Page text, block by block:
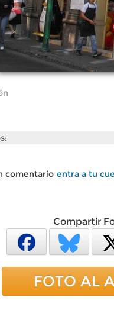
comentario entra a tu
Compartir
FOTO AL